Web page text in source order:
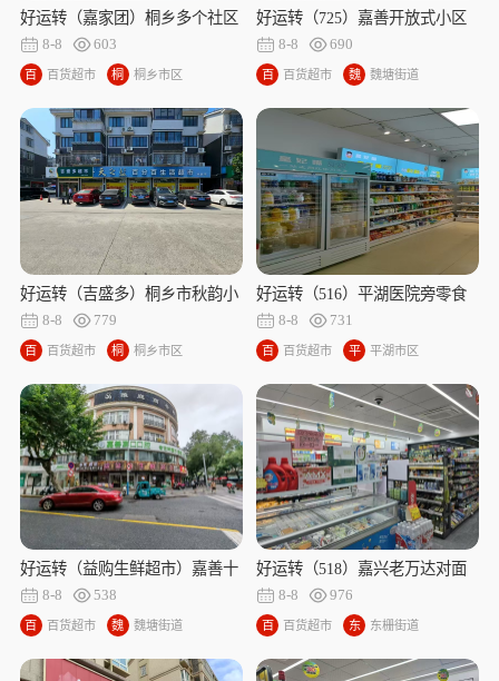
好运转（嘉家团）桐乡多个社区
旁旺铺空店转让
8-8 603
百
超
市
百货超市
桐
市
区
桐乡市区
好运转（725）嘉善开放式小区
品牌便利店转让
8-8 690
百
百货超市
魏
街
魏塘街道
好运转（吉盛多）桐乡市秋韵小
区打底营业额8000+超市转让
8-8 779
百
超
市
百货超市
桐
市
区
桐乡市区
好运转（516）平湖医院旁零食
店转让
8-8 731
百
超
市
百货超市
平
市
区
平湖市区
好运转（益购生鲜超市）嘉善十
字路口300平方、日营收8000+六
年生鲜超市转让
8-8 538
百
超
百货超市
魏
街
魏塘街道
好运转（518）嘉兴老万达对面
24小时便利店转让
8-8 976
百
超
百货超市
东
东栅街道